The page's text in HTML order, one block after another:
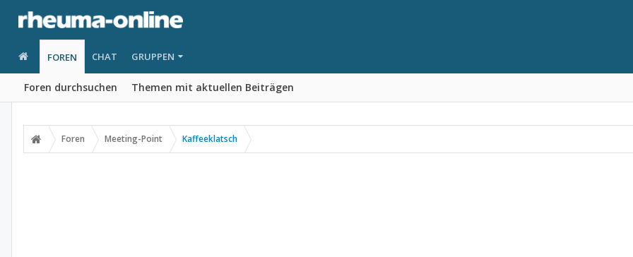
FOREN
Foren durchsuchen Themen mit aktuellen Beiträgen
CHAT GRUPPEN
Foren Meeting-Point Kaffeeklatsch